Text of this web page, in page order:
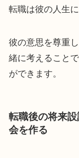
転職は彼の人生
彼の意思を尊重
緒に考えること
ができます。
転職後の将来
会を作る